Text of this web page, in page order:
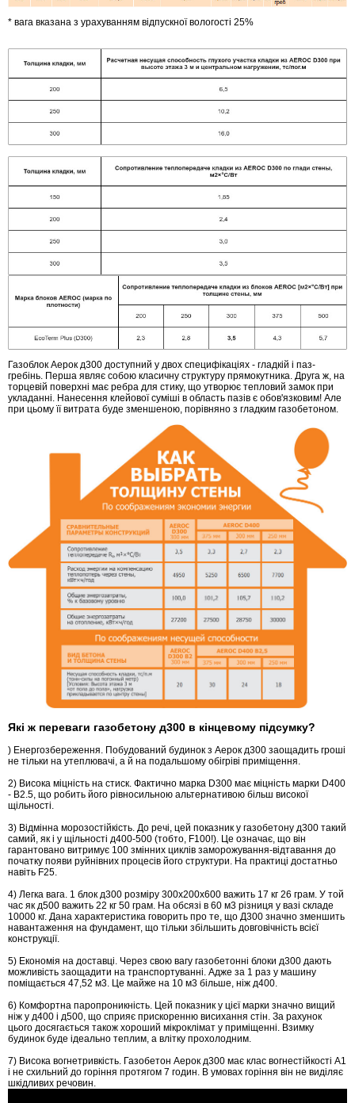
* вага вказана з урахуванням відпускної вологості 25%
Газоблок Аерок д300 доступний у двох специфікаціях - гладкій і паз-
гребінь. Перша являє собою класичну структуру прямокутника. Друга ж, на
торцевій поверхні має ребра для стику, що утворює тепловий замок при
укладанні. Нанесення клейової суміші в область пазів є обов'язковим! Але
при цьому її витрата буде зменшеною, порівняно з гладким газобетоном.
Які ж переваги газобетону д300 в кінцевому підсумку?
) Енергозбереження. Побудований будинок з Аерок д300 заощадить гроші
не тільки на утеплювачі, а й на подальшому обігріві приміщення.
2) Висока міцність на стиск. Фактично марка D300 має міцність марки D400
- B2.5, що робить його рівносильною альтернативою більш високої
щільності.
3) Відмінна морозостійкість. До речі, цей показник у газобетону д300 такий
самий, як і у щільності д400-500 (тобто, F100!). Це означає, що він
гарантовано витримує 100 змінних циклів заморожування-відтавання до
початку появи руйнівних процесів його структури. На практиці достатньо
навіть F25.
4) Легка вага. 1 блок д300 розміру 300х200х600 важить 17 кг 26 грам. У той
час як д500 важить 22 кг 50 грам. На обсязі в 60 м3 різниця у вазі складе
10000 кг. Дана характеристика говорить про те, що Д300 значно зменшить
навантаження на фундамент, що тільки збільшить довговічність всієї
конструкції.
5) Економія на доставці. Через свою вагу газобетонні блоки д300 дають
можливість заощадити на транспортуванні. Адже за 1 раз у машину
поміщається 47,52 м3. Це майже на 10 м3 більше, ніж д400.
6) Комфортна паропроникність. Цей показник у цієї марки значно вищий
ніж у д400 і д500, що сприяє прискоренню висихання стін. За рахунок
цього досягається також хороший мікроклімат у приміщенні. Взимку
будинок буде ідеально теплим, а влітку прохолодним.
7) Висока вогнетривкість. Газобетон Аерок д300 має клас вогнестійкості A1
і не схильний до горіння протягом 7 годин. В умовах горіння він не виділяє
шкідливих речовин.